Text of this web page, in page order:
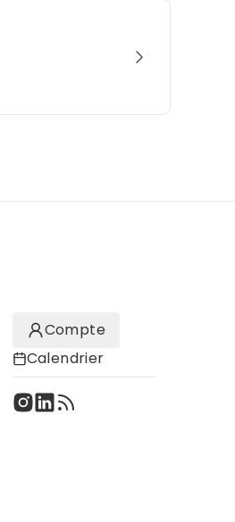
Compte
Calendrier